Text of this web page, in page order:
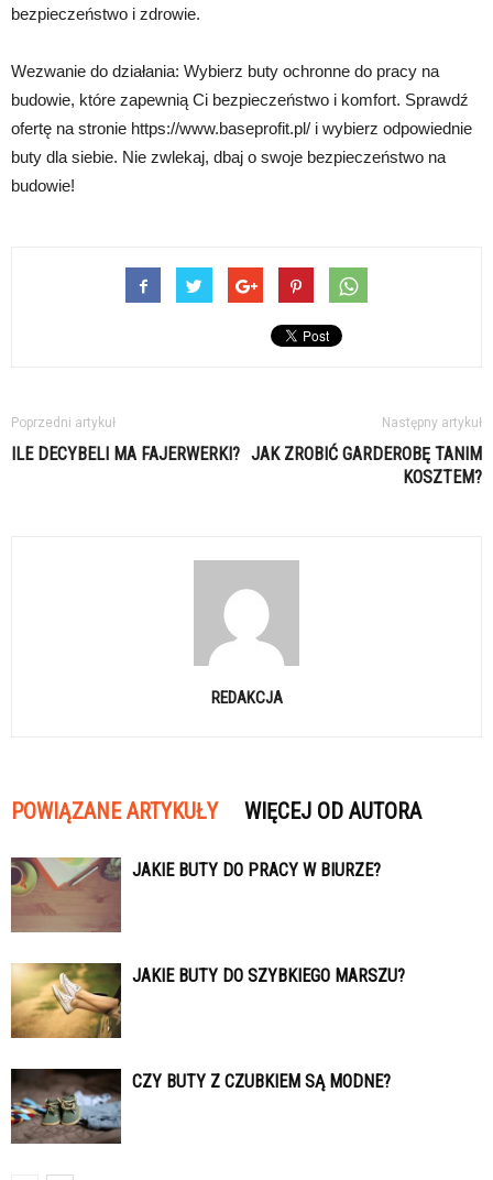
bezpieczeństwo i zdrowie.
Wezwanie do działania: Wybierz buty ochronne do pracy na
budowie, które zapewnią Ci bezpieczeństwo i komfort. Sprawdź
ofertę na stronie https://www.baseprofit.pl/ i wybierz odpowiednie
buty dla siebie. Nie zwlekaj, dbaj o swoje bezpieczeństwo na
budowie!
Poprzedni artykuł
ILE DECYBELI MA FAJERWERKI?
Następny artykuł
JAK ZROBIĆ GARDEROBĘ TANIM
KOSZTEM?
REDAKCJA
POWIĄZANE ARTYKUŁY WIĘCEJ OD AUTORA
JAKIE BUTY DO PRACY W BIURZE?
JAKIE BUTY DO SZYBKIEGO MARSZU?
CZY BUTY Z CZUBKIEM SĄ MODNE?